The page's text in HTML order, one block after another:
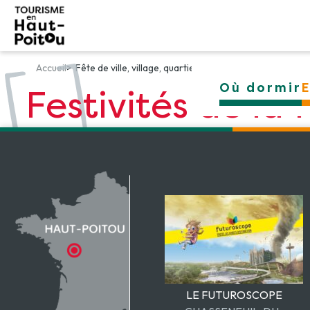
Panneau de gestion des cookies
Où dormir
Accueil Fête de ville, village, quartier
Festivités de la
LE FUTUROSCOPE